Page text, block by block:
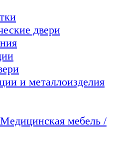
двери
и металлоизделия
мебель /